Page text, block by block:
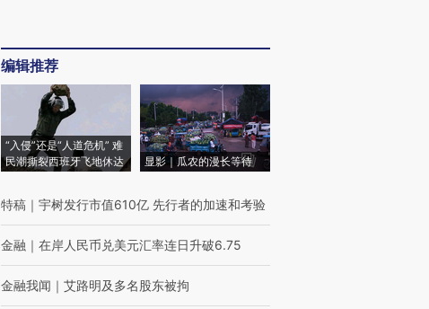
编辑推荐
“入侵”还是“人道危机” 难
民潮撕裂西班牙飞地休达
显影｜瓜农的漫长等待
特稿 ｜ 宇树发行市值610亿 先行者的加速和考验
金融 ｜ 在岸人民币兑美元汇率连日升破6.75
金融我闻 ｜ 艾路明及多名股东被拘